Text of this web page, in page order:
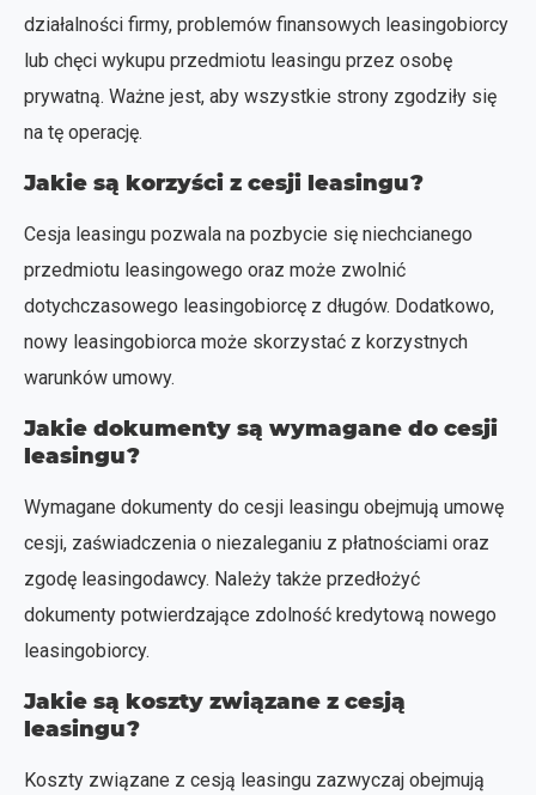
działalności firmy, problemów finansowych leasingobiorcy
lub chęci wykupu przedmiotu leasingu przez osobę
prywatną. Ważne jest, aby wszystkie strony zgodziły się
na tę operację.
Jakie są korzyści z cesji leasingu?
Cesja leasingu pozwala na pozbycie się niechcianego
przedmiotu leasingowego oraz może zwolnić
dotychczasowego leasingobiorcę z długów. Dodatkowo,
nowy leasingobiorca może skorzystać z korzystnych
warunków umowy.
Jakie dokumenty są wymagane do cesji
leasingu?
Wymagane dokumenty do cesji leasingu obejmują umowę
cesji, zaświadczenia o niezaleganiu z płatnościami oraz
zgodę leasingodawcy. Należy także przedłożyć
dokumenty potwierdzające zdolność kredytową nowego
leasingobiorcy.
Jakie są koszty związane z cesją
leasingu?
Koszty związane z cesją leasingu zazwyczaj obejmują